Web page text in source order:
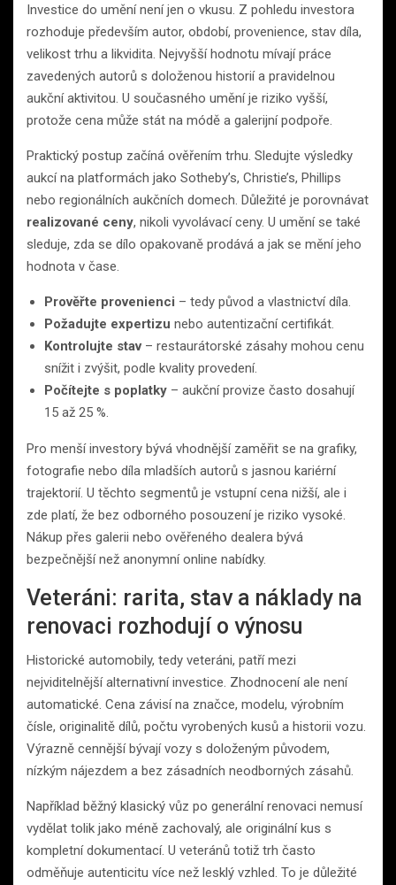
Investice do umění není jen o vkusu. Z pohledu investora
rozhoduje především autor, období, provenience, stav díla,
velikost trhu a likvidita. Nejvyšší hodnotu mívají práce
zavedených autorů s doloženou historií a pravidelnou
aukční aktivitou. U současného umění je riziko vyšší,
protože cena může stát na módě a galerijní podpoře.
Praktický postup začíná ověřením trhu. Sledujte výsledky
aukcí na platformách jako Sotheby’s, Christie’s, Phillips
nebo regionálních aukčních domech. Důležité je porovnávat
realizované ceny, nikoli vyvolávací ceny. U umění se také
sleduje, zda se dílo opakovaně prodává a jak se mění jeho
hodnota v čase.
Prověřte provenienci – tedy původ a vlastnictví díla.
Požadujte expertizu nebo autentizační certifikát.
Kontrolujte stav– restaurátorské zásahy mohou cenu
snížit i zvýšit, podle kvality provedení.
Počítejte s poplatky – aukční provize často dosahují
15 až 25 %.
Pro menší investory bývá vhodnější zaměřit se na grafiky,
fotografie nebo díla mladších autorů s jasnou kariérní
trajektorií. U těchto segmentů je vstupní cena nižší, ale i
zde platí, že bez odborného posouzení je riziko vysoké.
Nákup přes galerii nebo ověřeného dealera bývá
bezpečnější než anonymní online nabídky.
Veteráni: rarita, stav a náklady na
renovaci rozhodují o výnosu
Historické automobily, tedy veteráni, patří mezi
nejviditelnější alternativní investice. Zhodnocení ale není
automatické. Cena závisí na značce, modelu, výrobním
čísle, originalitě dílů, počtu vyrobených kusů a historii vozu.
Výrazně cennější bývají vozy s doloženým původem,
nízkým nájezdem a bez zásadních neodborných zásahů.
Například běžný klasický vůz po generální renovaci nemusí
vydělat tolik jako méně zachovalý, ale originální kus s
kompletní dokumentací. U veteránů totiž trh často
odměňuje autenticitu více než lesklý vzhled. To je důležité